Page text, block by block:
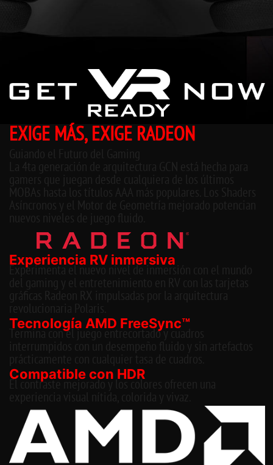
EXIGE MÁS, EXIGE RADEON
Experiencia RV inmersiva
Experimenta el nuevo nivel de inmersión con el mundo
Tecnología AMD FreeSync™
Termina con el juego entrecortado y cuadros
Compatible con HDR
El contraste mejorado y los colores ofrecen una